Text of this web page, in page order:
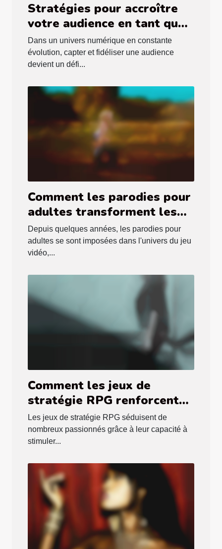
Stratégies pour accroître
votre audience en tant que
créatrice de contenu
dominateur
Dans un univers numérique en constante
évolution, capter et fidéliser une audience
devient un défi...
Comment les parodies pour
adultes transforment les
jeux vidéo classiques ?
Depuis quelques années, les parodies pour
adultes se sont imposées dans l'univers du jeu
vidéo,...
Comment les jeux de
stratégie RPG renforcent
vos compétences de
planification ?
Les jeux de stratégie RPG séduisent de
nombreux passionnés grâce à leur capacité à
stimuler...